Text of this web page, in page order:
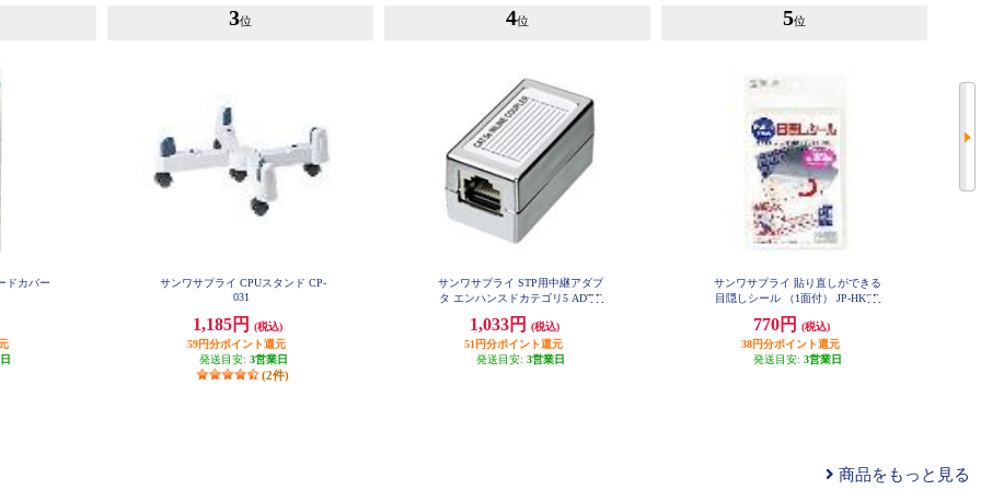
ドカバー
3位
サンワサプライ CPUスタンド CP-
031
1,185円
(税込)
59円分ポイント還元
発送目安: 3営業日
(2件)
4位
サンワサプライ STP用中継アダプ
タ エンハンスドカテゴリ5 ADT-E
1,033円
(税込)
51円分ポイント還元
発送目安: 3営業日
5位
サンワサプライ 貼り直しができる
目隠しシール （1面付） JP-HKSE
770円
(税込)
38円分ポイント還元
発送目安: 3営業日
商品をもっと見る